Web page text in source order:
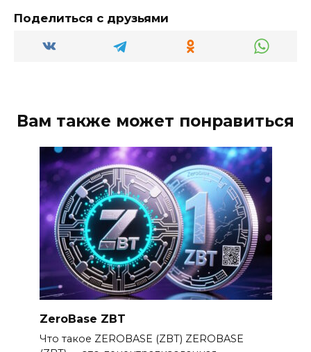
Поделиться с друзьями
Вам также может понравиться
ZeroBase ZBT
Что такое ZEROBASE (ZBT) ZEROBASE